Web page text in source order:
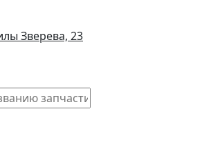
Зверева, 23